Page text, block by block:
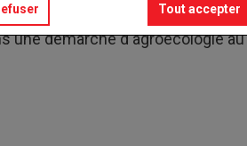
une démarche d'agroécologie
Tout accepter